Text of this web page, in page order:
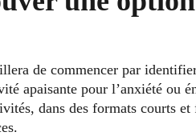
de commencer par
apaisante pour l’anxiété ou
dans des formats courts